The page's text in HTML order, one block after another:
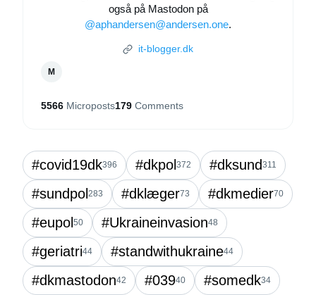
også på Mastodon på
@aphandersen@andersen.one.
it-blogger.dk
M
5566 Microposts179 Comments
#covid19dk396 #dkpol372 #dksund311
#sundpol283 #dklæger73 #dkmedier70
#eupol50 #Ukraineinvasion48
#geriatri44 #standwithukraine44
#dkmastodon42 #03940 #somedk34